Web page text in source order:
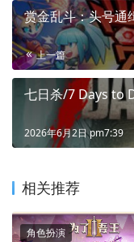
赏金乱斗：头号
上一篇
七日杀/7 Days to
2026年6月2日 pm7:39
相关推荐
角色扮演